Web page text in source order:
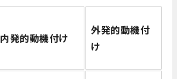
内発的動機付け
外発的動機付
け